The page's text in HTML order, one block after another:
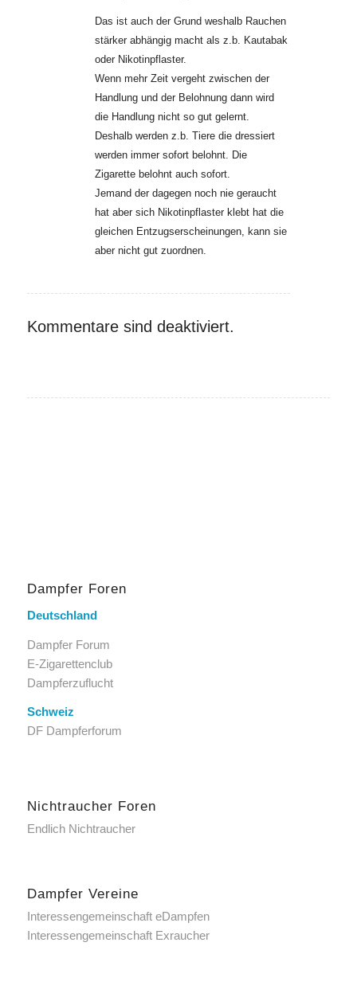
Das ist auch der Grund weshalb Rauchen
stärker abhängig macht als z.b. Kautabak
oder Nikotinpflaster.
Wenn mehr Zeit vergeht zwischen der
Handlung und der Belohnung dann wird
die Handlung nicht so gut gelernt.
Deshalb werden z.b. Tiere die dressiert
werden immer sofort belohnt. Die
Zigarette belohnt auch sofort.
Jemand der dagegen noch nie geraucht
hat aber sich Nikotinpflaster klebt hat die
gleichen Entzugserscheinungen, kann sie
aber nicht gut zuordnen.
Kommentare sind deaktiviert.
Dampfer Foren
Deutschland
Dampfer Forum
E-Zigarettenclub
Dampferzuflucht
Schweiz
DF Dampferforum
Nichtraucher Foren
Endlich Nichtraucher
Dampfer Vereine
Interessengemeinschaft eDampfen
Interessengemeinschaft Exraucher